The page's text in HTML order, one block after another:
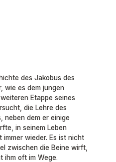
des Jakobus des
wie es dem jungen
Etappe seines
die Lehre des
neben dem er einige
in seinem Leben
wieder. Es ist nicht
zwischen die Beine wirft,
ihm oft im Wege.